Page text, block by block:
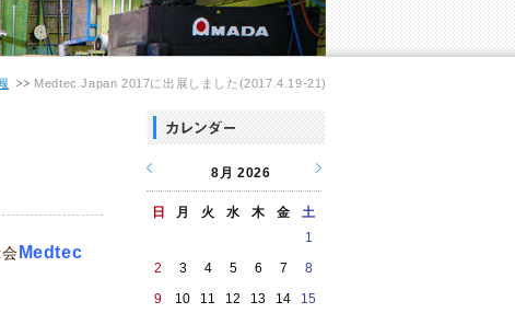
Medtec Japan 2017に出展しました(2017.4.19-21)
Medtec
8月 2026
日 月 火 水 木 金
土
1
2
3 4 5 6 7
8
9
10 11 12 13 14
15